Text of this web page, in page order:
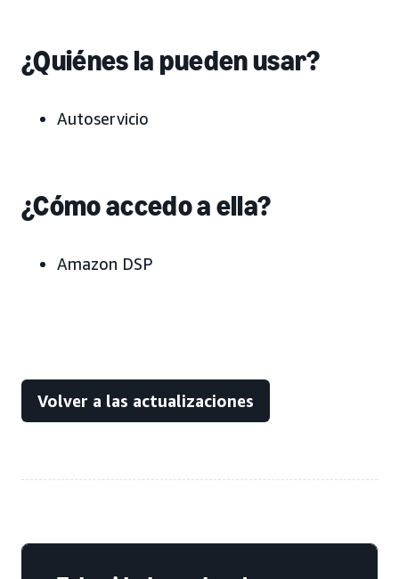
¿Quiénes la pueden usar?
Autoservicio
¿Cómo accedo a ella?
Amazon DSP
Volver a las actualizaciones